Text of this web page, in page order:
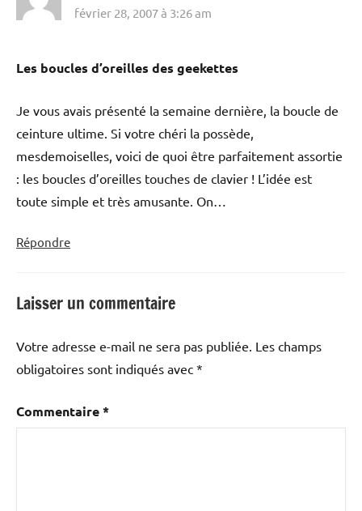
février 28, 2007 à 3:26 am
Les boucles d’oreilles des geekettes
Je vous avais présenté la semaine dernière, la boucle de
ceinture ultime. Si votre chéri la possède,
mesdemoiselles, voici de quoi être parfaitement assortie
: les boucles d’oreilles touches de clavier ! L’idée est
toute simple et très amusante. On…
Répondre
Laisser un commentaire
Votre adresse e-mail ne sera pas publiée. Les champs
obligatoires sont indiqués avec *
Commentaire*